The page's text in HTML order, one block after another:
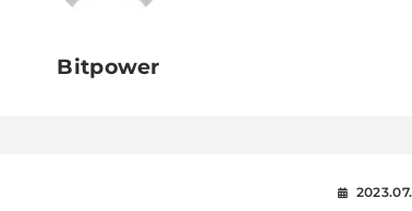
Bitpower